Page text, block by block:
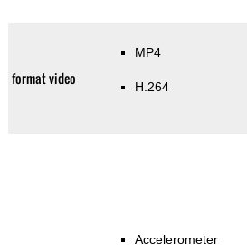
format video
MP4
H.264
Accelerometer